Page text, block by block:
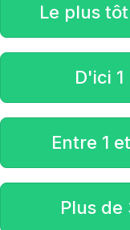
Le plus
D'ici 1
Entre 1
Plus de